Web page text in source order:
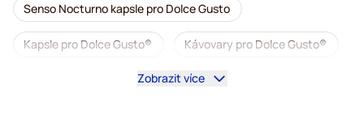
Senso Nocturno kapsle pro Dolce Gusto
Kapsle pro Dolce Gusto® Kávovary pro Dolce Gusto®
Příslušenství pro Dolce Gusto®
Zobrazit více